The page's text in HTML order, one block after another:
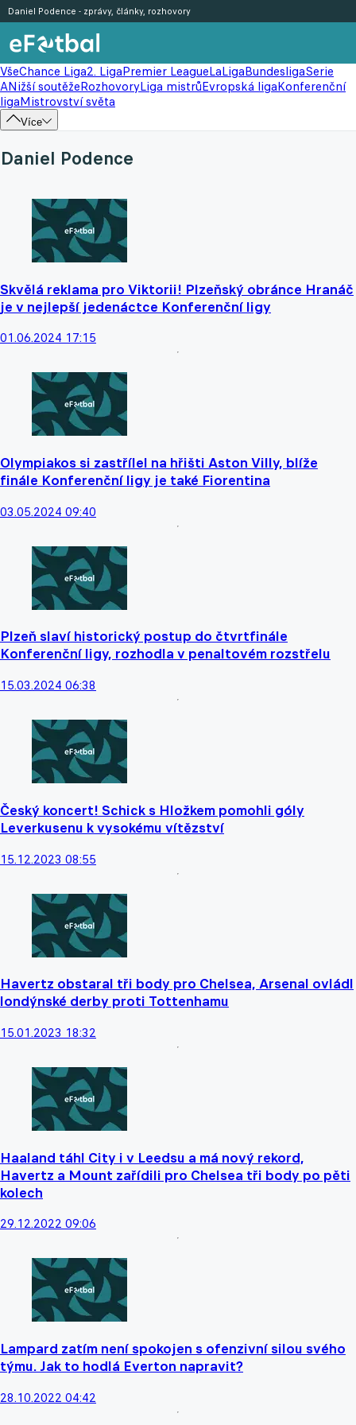
VšeChance Liga2. LigaPremier LeagueLaLigaBundesligaSerie
ANižší soutěžeRozhovoryLiga mistrůEvropská ligaKonferenční
ligaMistrovství světa
Více
Daniel Podence - zprávy, články, rozhovory
Daniel Podence
Skvělá reklama pro Viktorii! Plzeňský obránce Hranáč
je v nejlepší jedenáctce Konferenční ligy
01.06.2024 17:15
Olympiakos si zastřílel na hřišti Aston Villy, blíže
finále Konferenční ligy je také Fiorentina
03.05.2024 09:40
Plzeň slaví historický postup do čtvrtfinále
Konferenční ligy, rozhodla v penaltovém rozstřelu
15.03.2024 06:38
Český koncert! Schick s Hložkem pomohli góly
Leverkusenu k vysokému vítězství
15.12.2023 08:55
Havertz obstaral tři body pro Chelsea, Arsenal ovládl
londýnské derby proti Tottenhamu
15.01.2023 18:32
Haaland táhl City i v Leedsu a má nový rekord,
Havertz a Mount zařídili pro Chelsea tři body po pěti
kolech
29.12.2022 09:06
Lampard zatím není spokojen s ofenzivní silou svého
týmu. Jak to hodlá Everton napravit?
28.10.2022 04:42